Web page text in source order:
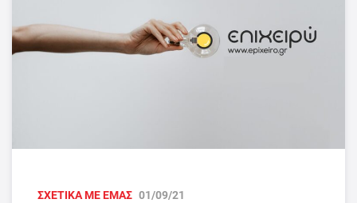
ΣΧΕΤΙΚΑ ΜΕ ΕΜΑΣ 01/09/21